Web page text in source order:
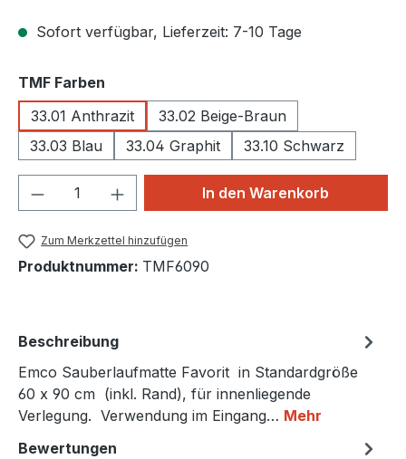
Sofort verfügbar, Lieferzeit: 7-10 Tage
TMF Farben
33.01 Anthrazit
33.02 Beige-Braun
33.03 Blau
33.04 Graphit 33.10 Schwarz
Produkt Anzahl: Gib denIn den Warenkorb
Zum Merkzettel hinzufügen
Produktnummer: TMF6090
Beschreibung
Emco Sauberlaufmatte Favorit in Standardgröße
60 x 90 cm (inkl. Rand), für innenliegende
Verlegung. Verwendung im Eingang… Mehr
Bewertungen